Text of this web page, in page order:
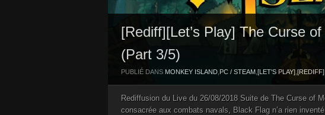
[Rediff][Let’s Play] The Curse
(Part 3/5)
PUBLIÉ DANS MONKEY ISLAND PC / STEAM [LET'S PLAY] [REDIFF]
Rediffusion du Live du 26/08/2018 Suite de The Curse of
consacrée aux combats navals, Black Flag n’a rien